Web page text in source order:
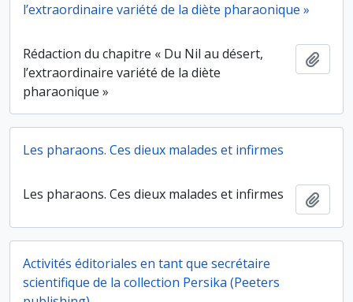
l’extraordinaire variété de la diète pharaonique »
Rédaction du chapitre « Du Nil au désert,
l’extraordinaire variété de la diète
pharaonique »
Les pharaons. Ces dieux malades et infirmes
Les pharaons. Ces dieux malades et infirmes
Activités éditoriales en tant que secrétaire
scientifique de la collection Persika (Peeters